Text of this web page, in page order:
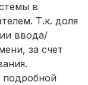
в
Т.к. доля
ввода/
за счет